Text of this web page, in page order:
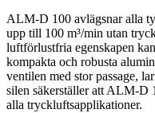
ALM-D 100 avlägsnar alla
upp till 100 m³/min utan
luftförlustfria egenskapen
kompakta och robusta
ventilen med stor passage,
silen säkerställer att ALM-D
alla tryckluftsapplikationer.